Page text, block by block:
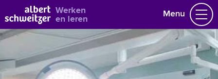
Werken
en leren Menu
Vakgebieden
Opleidingen & Stages
Bekijk alle vacatures